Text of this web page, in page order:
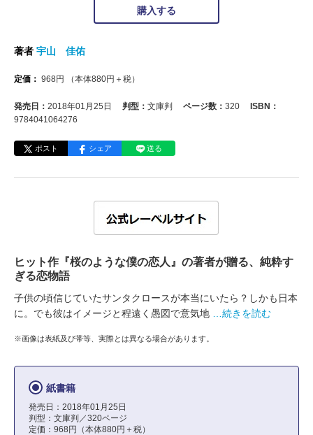
購入する
著者 宇山 佳佑
定価： 968円 （本体880円＋税）
発売日： 2018年01月25日 判型： 文庫判 ページ数： 320
ISBN：
9784041064276
ポスト シェア 送る
ヒット作『桜のような僕の恋人』の著者が贈る、純粋す
ぎる恋物語
子供の頃信じていたサンタクロースが本当にいたら？しかも日本
に。でも彼はイメージと程遠く愚図で意気地
…続きを読む
※画像は表紙及び帯等、実際とは異なる場合があります。
紙書籍
発売日：2018年01月25日
判型：文庫判／320ページ
定価：968円（本体880円＋税）